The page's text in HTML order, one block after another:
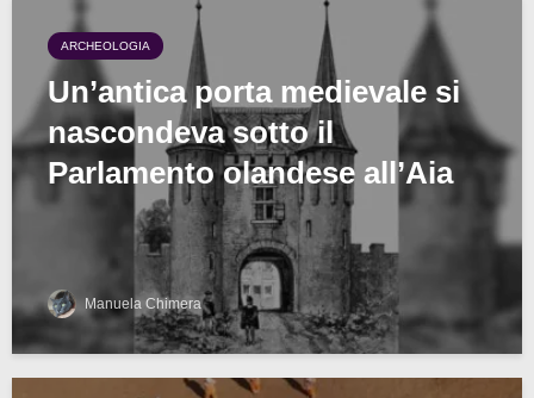
ARCHEOLOGIA
Un’antica porta medievale si
nascondeva sotto il
Parlamento olandese all’Aia
Manuela Chimera